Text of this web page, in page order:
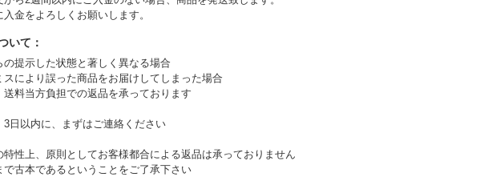
入金をよろしくお願いします。
いて：
の提示した状態と著しく異なる場合
スにより誤った商品をお届けしてしまった場合
送料当方負担での返品を承っております
3日以内に、まずはご連絡ください
性上、原則としてお客様都合による返品は承っておりません
古本であるということをご了承下さい